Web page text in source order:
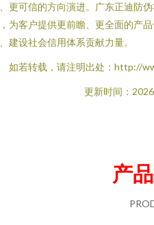
更可信的方向演进。广东正迪防
为客户提供更前瞻、更全面的产
建设社会信用体系贡献力量。
如若转载，请注明出处：http://
更新时间：
产